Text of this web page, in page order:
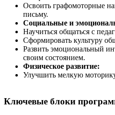
Освоить графомоторные
письму.
Социальные и
Научиться общаться с
Сформировать культуру
Развить эмоциональный
своим состоянием.
Физическое развитие:
Улучшить мелкую
Ключевые блоки